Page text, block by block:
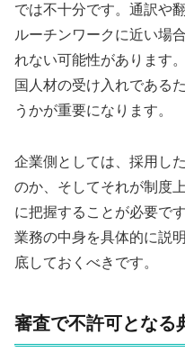
では不十分です。通訳や
ルーチンワークに近い場
れない可能性があります
国人材の受け入れである
うかが重要になります。
企業側としては、採用し
のか、そしてそれが制度
に把握することが必要で
業務の中身を具体的に説
底しておくべきです。
審査で不許可となる